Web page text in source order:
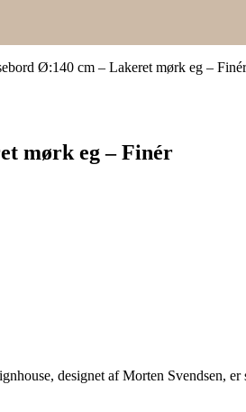
Ø:140 cm – Lakeret mørk eg – Finér
mørk eg – Finér
designet af Morten Svendsen,